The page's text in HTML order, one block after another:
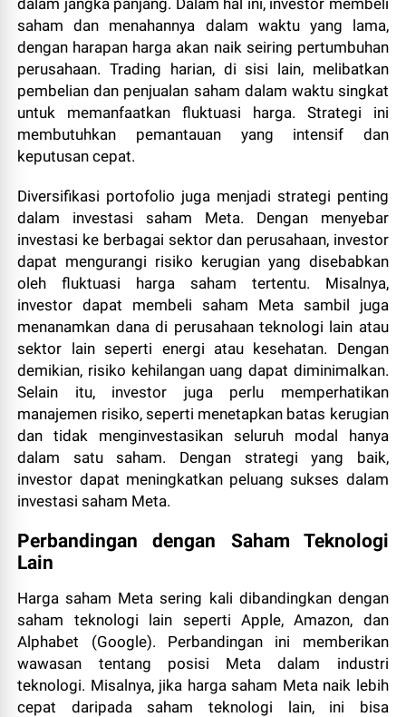
saham dan menahannya dalam waktu yang lama,
dengan harapan harga akan naik seiring pertumbuhan
perusahaan. Trading harian, di sisi lain, melibatkan
pembelian dan penjualan saham dalam waktu singkat
untuk memanfaatkan fluktuasi harga. Strategi ini
membutuhkan pemantauan yang intensif dan
keputusan cepat.
Diversifikasi portofolio juga menjadi strategi penting
dalam investasi saham Meta. Dengan menyebar
investasi ke berbagai sektor dan perusahaan, investor
dapat mengurangi risiko kerugian yang disebabkan
oleh fluktuasi harga saham tertentu. Misalnya,
investor dapat membeli saham Meta sambil juga
menanamkan dana di perusahaan teknologi lain atau
sektor lain seperti energi atau kesehatan. Dengan
demikian, risiko kehilangan uang dapat diminimalkan.
Selain itu, investor juga perlu memperhatikan
manajemen risiko, seperti menetapkan batas kerugian
dan tidak menginvestasikan seluruh modal hanya
dalam satu saham. Dengan strategi yang baik,
investor dapat meningkatkan peluang sukses dalam
investasi saham Meta.
Perbandingan dengan Saham Teknologi
Lain
Harga saham Meta sering kali dibandingkan dengan
saham teknologi lain seperti Apple, Amazon, dan
Alphabet (Google). Perbandingan ini memberikan
wawasan tentang posisi Meta dalam industri
teknologi. Misalnya, jika harga saham Meta naik lebih
cepat daripada saham teknologi lain, ini bisa